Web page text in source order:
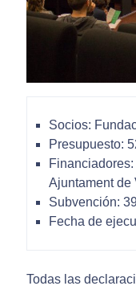
Socios:
Presupuesto:
Ajuntament de
Subvención:
Fecha de
Todas las